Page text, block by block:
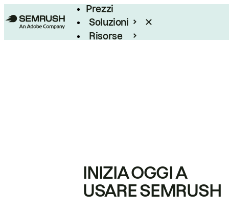
Prezzi
Soluzioni
Risorse
INIZIA OGGI A
USARE SEMRUSH